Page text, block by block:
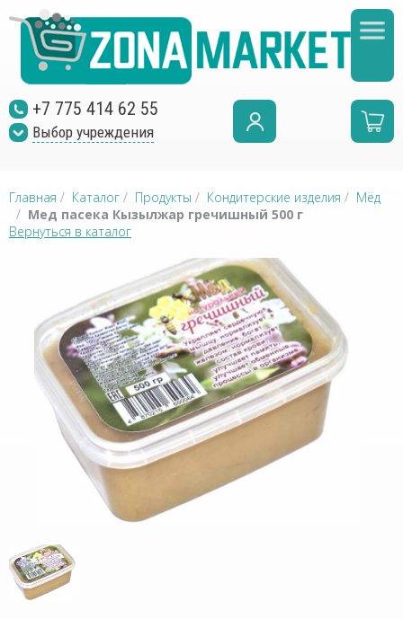
+7 775 414 62 55
Выбор учреждения
Главная / Каталог / Продукты / Кондитерские изделия / Мёд
/ Мед пасека Кызылжар гречишный 500 г
Вернуться в каталог